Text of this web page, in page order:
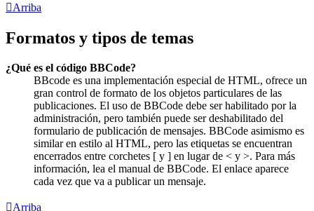
Arriba
Formatos y tipos de temas
¿Qué es el código BBCode?
BBcode es una implementación especial de HTML, ofrece un
gran control de formato de los objetos particulares de las
publicaciones. El uso de BBCode debe ser habilitado por la
administración, pero también puede ser deshabilitado del
formulario de publicación de mensajes. BBCode asimismo es
similar en estilo al HTML, pero las etiquetas se encuentran
encerrados entre corchetes [ y ] en lugar de < y >. Para más
información, lea el manual de BBCode. El enlace aparece
cada vez que va a publicar un mensaje.
Arriba